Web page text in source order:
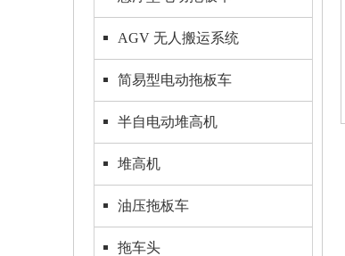
AGV 无人搬运系统
简易型电动拖板车
半自电动堆高机
堆高机
油压拖板车
拖车头